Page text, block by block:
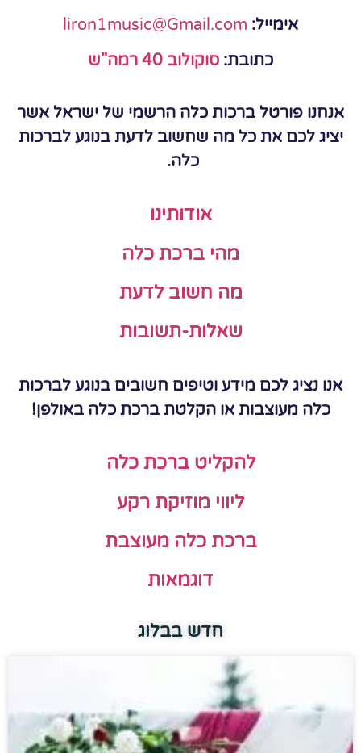
אימייל: liron1music@Gmail.com
כתובת: סוקולוב 40 רמה"ש
אנחנו פורטל ברכות כלה הרשמי של ישראל אשר
יציג לכם את כל מה שחשוב לדעת בנוגע לברכות
כלה.
אודותינו
מהי ברכת כלה
מה חשוב לדעת
שאלות-תשובות
אנו נציג לכם מידע וטיפים חשובים בנוגע לברכות
כלה מעוצבות או הקלטת ברכת כלה באולפן!
להקליט ברכת כלה
ליווי מוזיקת רקע
ברכת כלה מעוצבת
דוגמאות
חדש בבלוג